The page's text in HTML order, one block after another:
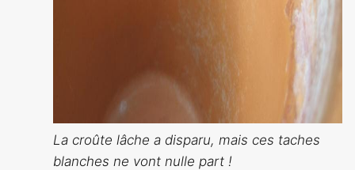
La croûte lâche a disparu, mais ces taches
blanches ne vont nulle part !